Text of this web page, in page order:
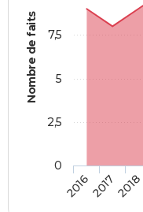
Nombre de faits
201620172018
0
2,5
5
7,5